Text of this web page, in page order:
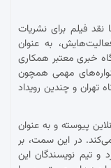
فعالیت حرفه‌ای خود را از سال ۱۳۹۲ با نقد فیلم برای نشریات
به عنوان
خبری معتبر همکاری
مهمی همچون
تهران و چندین رویداد
آنلاین پیوسته و به عنوان
در این سمت، بر
و تیم نویسندگان این